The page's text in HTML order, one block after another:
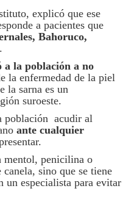
explicó que ese
a pacientes que
Bahoruco,
.
a la población a no
la enfermedad de la piel
la sarna es un
suroeste.
población acudir al
ante cualquier
mentol, penicilina o
sino que se tiene
un especialista para evitar